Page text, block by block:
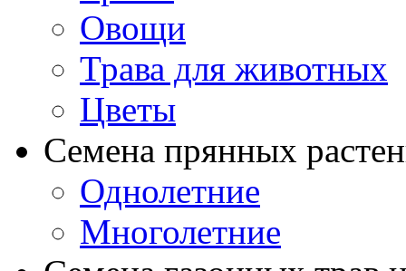
Овощи
Трава для животных
Цветы
Семена прянных
Однолетние
Многолетние